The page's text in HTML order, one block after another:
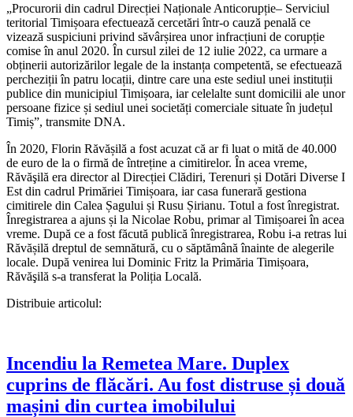
„Procurorii din cadrul Direcției Naționale Anticorupție– Serviciul
teritorial Timișoara efectuează cercetări într-o cauză penală ce
vizează suspiciuni privind săvârșirea unor infracțiuni de corupție
comise în anul 2020. În cursul zilei de 12 iulie 2022, ca urmare a
obținerii autorizărilor legale de la instanța competentă, se efectuează
percheziții în patru locații, dintre care una este sediul unei instituții
publice din municipiul Timișoara, iar celelalte sunt domicilii ale unor
persoane fizice și sediul unei societăți comerciale situate în județul
Timiș”, transmite DNA.
În 2020, Florin Răvășilă a fost acuzat că ar fi luat o mită de 40.000
de euro de la o firmă de întreține a cimitirelor. În acea vreme,
Răvăşilă era director al Direcției Clădiri, Terenuri și Dotări Diverse I
Est din cadrul Primăriei Timișoara, iar casa funerară gestiona
cimitirele din Calea Șagului și Rusu Șirianu. Totul a fost înregistrat.
Înregistrarea a ajuns și la Nicolae Robu, primar al Timișoarei în acea
vreme. După ce a fost făcută publică înregistrarea, Robu i-a retras lui
Răvășilă dreptul de semnătură, cu o săptămână înainte de alegerile
locale. După venirea lui Dominic Fritz la Primăria Timișoara,
Răvăşilă s-a transferat la Poliția Locală.
Distribuie articolul:
Incendiu la Remetea Mare. Duplex
cuprins de flăcări. Au fost distruse și două
mașini din curtea imobilului